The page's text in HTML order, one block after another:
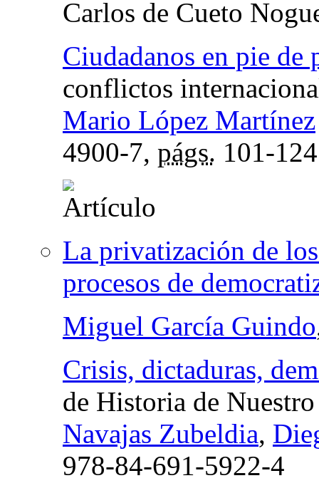
Carlos de Cueto
Ciudadanos en pie de
conflictos
Mario López Martínez
4900-7, págs. 101-124
La privatización de
procesos de
Miguel García Guindo
Crisis, dictaduras,
de Historia de
Navajas Zubeldia,
978-84-691-5922-4